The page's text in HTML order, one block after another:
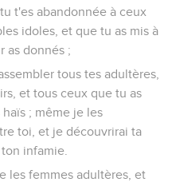
t'es abandonnée à ceux
idoles, et que tu as mis à
as donnés ;
tous tes adultères,
et tous ceux que tu as
; même je les
toi, et je découvrirai ta
infamie.
les femmes adultères, et